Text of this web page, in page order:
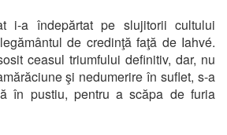
i-a îndepărtat pe slujitorii cultului
de credinţă faţă de Iahvé.
ceasul triumfului definitiv, dar, nu
şi nedumerire în suflet, s-a
în pustiu, pentru a scăpa de furia